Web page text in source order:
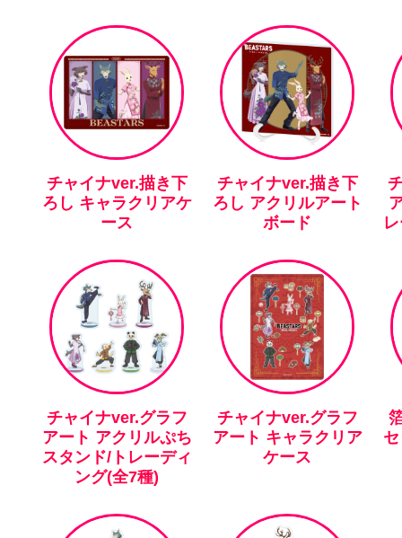
チャイナver.描き下
ろし キャラクリアケ
ース
チャイナver.描き下
ろし アクリルアート
ボード
チャイナver.グラフ
アート アクリルぷち
スタンド/トレーディ
ング(全7種)
チャイナver.グラフ
アート キャラクリア
ケース